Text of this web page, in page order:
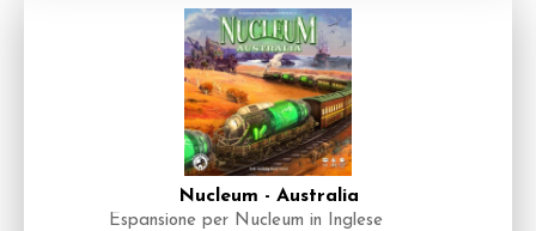
Nucleum - Australia
Espansione per Nucleum in Inglese